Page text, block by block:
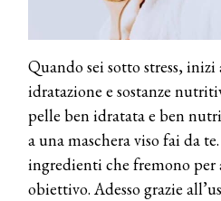
Quando sei sotto stress, inizi
idratazione e sostanze
pelle ben idratata e ben
a una maschera viso fai da
ingredienti che fremono per
obiettivo. Adesso grazie